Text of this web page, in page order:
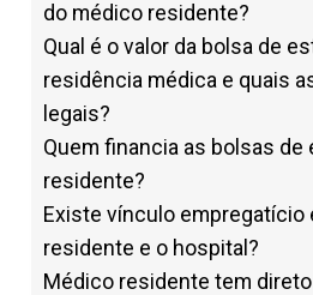
do médico residente?
Qual é o valor da bolsa de
residência médica e quais
legais?
Quem financia as bolsas de
residente?
Existe vínculo empregatício
residente e o hospital?
Médico residente tem direto